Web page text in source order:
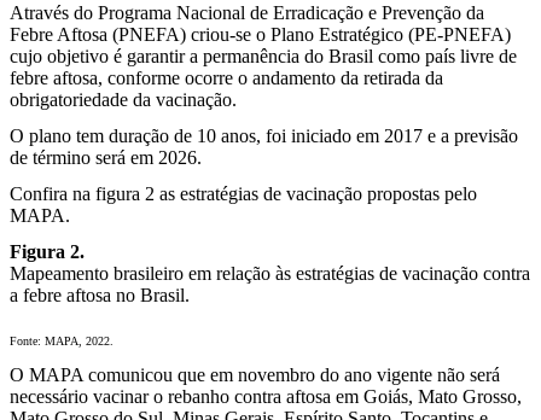
Através do Programa Nacional de Erradicação e Prevenção da
Febre Aftosa (PNEFA) criou-se o Plano Estratégico (PE-PNEFA)
cujo objetivo é garantir a permanência do Brasil como país livre de
febre aftosa, conforme ocorre o andamento da retirada da
obrigatoriedade da vacinação.
O plano tem duração de 10 anos, foi iniciado em 2017 e a previsão
de término será em 2026.
Confira na figura 2 as estratégias de vacinação propostas pelo
MAPA.
Figura 2.
Mapeamento brasileiro em relação às estratégias de vacinação contra
a febre aftosa no Brasil.
Fonte: MAPA, 2022.
O MAPA comunicou que em novembro do ano vigente não será
necessário vacinar o rebanho contra aftosa em Goiás, Mato Grosso,